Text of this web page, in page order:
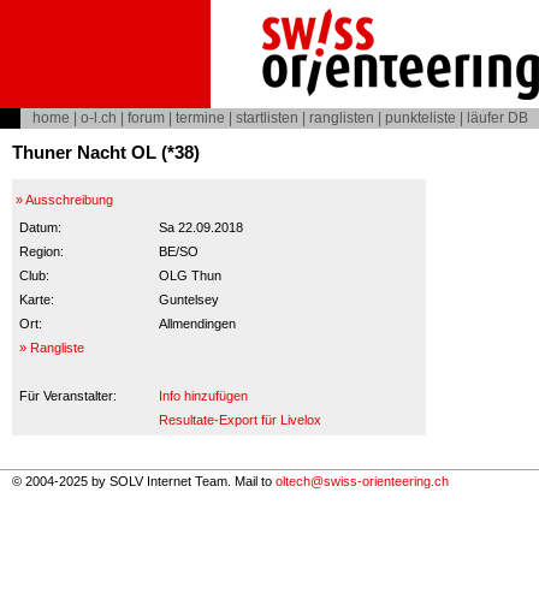
home o-l.ch forum termine startlisten ranglisten punkteliste läufer DB
Thuner Nacht OL (*38)
» Ausschreibung
Datum:
Sa 22.09.2018
Region:
BE/SO
Club:
OLG Thun
Karte:
Guntelsey
Ort:
Allmendingen
» Rangliste
Für Veranstalter:
Info hinzufügen
Resultate-Export für Livelox
© 2004-2025 by SOLV Internet Team. Mail to oltech@swiss-orienteering.ch